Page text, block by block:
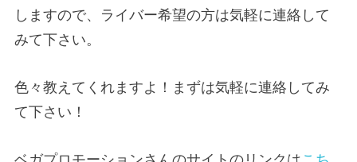
しますので、ライバー希望の方は気軽に連絡して
みて下さい。
色々教えてくれますよ！まずは気軽に連絡してみ
て下さい！